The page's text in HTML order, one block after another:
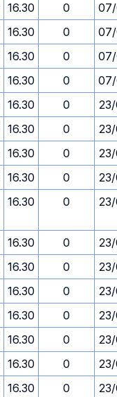
16.30 0
16.30 0
16.30 0
16.30 0
16.30 0
16.30 0
16.30 0
16.30 0
16.30 0
16.30 0
16.30 0
16.30 0
16.30 0
16.30 0
16.30 0
16.30 0